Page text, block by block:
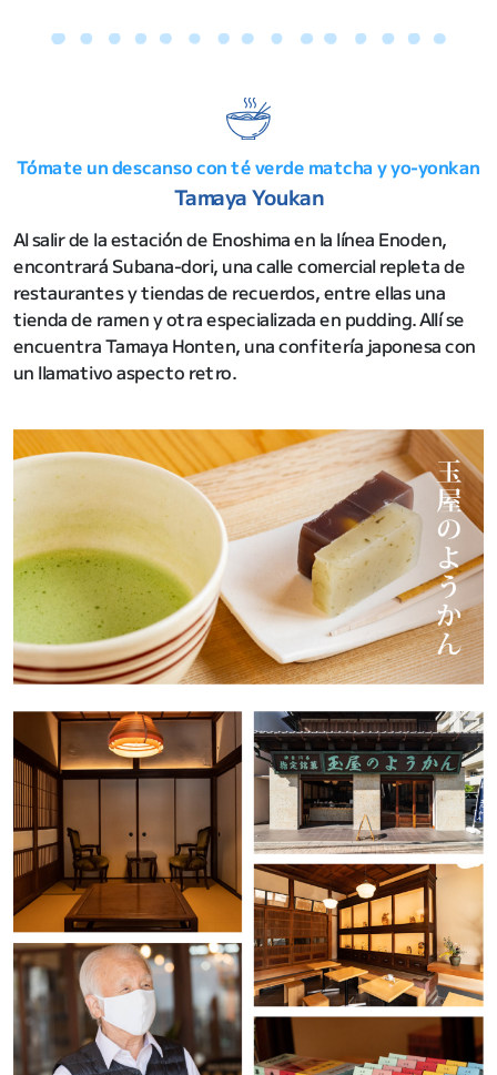
Tómate un descanso con té verde matcha y yo-yonkan
Tamaya Youkan
Al salir de la estación de Enoshima en la línea Enoden,
encontrará Subana-dori, una calle comercial repleta de
restaurantes y tiendas de recuerdos, entre ellas una
tienda de ramen y otra especializada en pudding. Allí se
encuentra Tamaya Honten, una confitería japonesa con
un llamativo aspecto retro.